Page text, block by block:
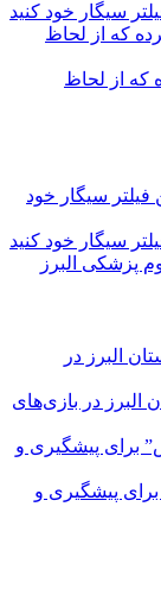
سیگار خود کنید
که از لحاظ
سیگار خود کنید
پزشکی البرز
ورزشکار استان البرز در بازی‌های
پیشگیری و